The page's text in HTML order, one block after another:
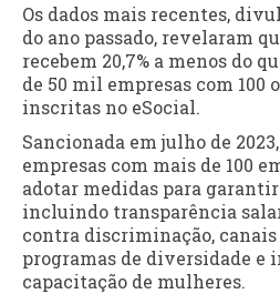
Os dados mais recentes,
do ano passado, revelaram
recebem 20,7% a menos do
de 50 mil empresas com 100
inscritas no eSocial.
Sancionada em julho de
empresas com mais de 100
adotar medidas para
incluindo transparência
contra discriminação,
programas de diversidade e
capacitação de mulheres.